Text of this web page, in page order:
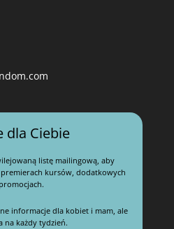
dla Ciebie
listę mailingową, aby
kursów, dodatkowych
informacje dla kobiet i mam, ale
na każdy tydzień.